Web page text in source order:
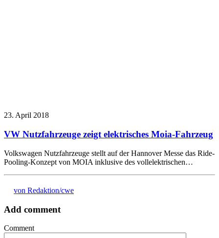
23. April 2018
VW Nutzfahrzeuge zeigt elektrisches Moia-Fahrzeug
Volkswagen Nutzfahrzeuge stellt auf der Hannover Messe das Ride-
Pooling-Konzept von MOIA inklusive des vollelektrischen…
von Redaktion/cwe
Add comment
Comment